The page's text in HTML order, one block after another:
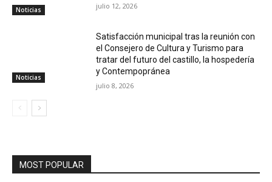
Noticias julio 12, 2026
Noticias
Satisfacción municipal tras la reunión con
el Consejero de Cultura y Turismo para
tratar del futuro del castillo, la hospedería
y Contempopránea
julio 8, 2026
MOST POPULAR